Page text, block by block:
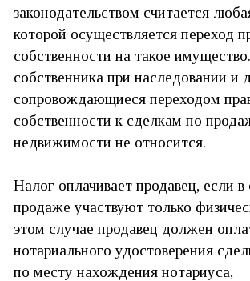
законодательством считается
которой осуществляется переход
собственности на такое
собственника при наследовании и
сопровождающиеся переходом
собственности к сделкам по
недвижимости не относится.
Налог оплачивает продавец, если в
продаже участвуют только
этом случае продавец должен
нотариального удостоверения
по месту нахождения нотариуса,